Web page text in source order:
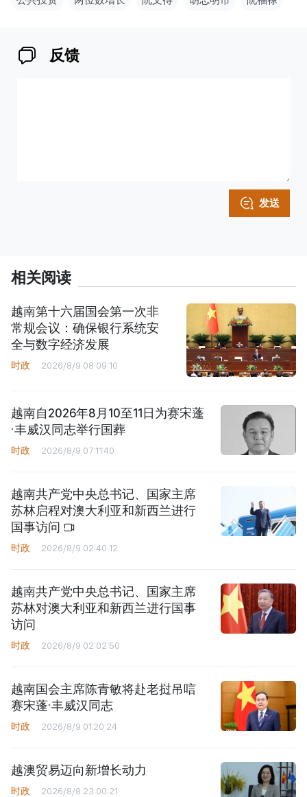
反馈
发送
相关阅读
越南第十六届国会第一次非
常规会议：确保银行系统安
全与数字经济发展
时政 2026/8/9 08:09:10
越南自2026年8月10至11日为赛宋蓬
·丰威汉同志举行国葬
时政 2026/8/9 07:11:40
越南共产党中央总书记、国家主席
苏林启程对澳大利亚和新西兰进行
国事访问
时政 2026/8/9 02:40:12
越南共产党中央总书记、国家主席
苏林对澳大利亚和新西兰进行国事
访问
时政 2026/8/9 02:02:50
越南国会主席陈青敏将赴老挝吊唁
赛宋蓬·丰威汉同志
时政 2026/8/9 01:20:24
越澳贸易迈向新增长动力
时政 2026/8/8 23:00:21